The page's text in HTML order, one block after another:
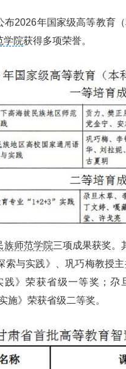
布2026年国家级高等教育
学院获得多项荣誉。
族师范学院三项成果获奖。
索与实践》、巩巧梅教授
》荣获省级一等奖；
施》荣获省级二等奖。